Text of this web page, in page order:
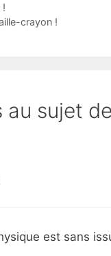
!
crayon !
sujet
est sans